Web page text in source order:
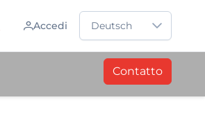
Accedi
Sprache auswählen
Deutsch
Contatto